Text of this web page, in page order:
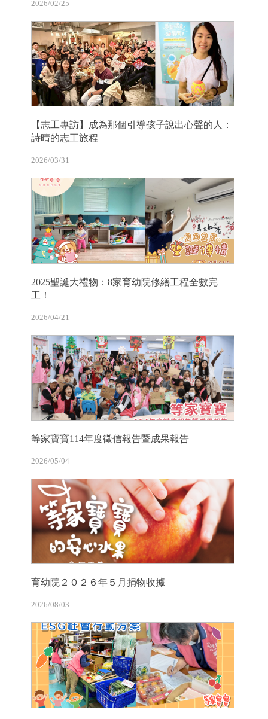
2026/02/25
【志工專訪】成為那個引導孩子說出心聲的人：
詩晴的志工旅程
2026/03/31
2025聖誕大禮物：8家育幼院修繕工程全數完
工！
2026/04/21
等家寶寶114年度徵信報告暨成果報告
2026/05/04
育幼院２０２６年５月捐物收據
2026/08/03